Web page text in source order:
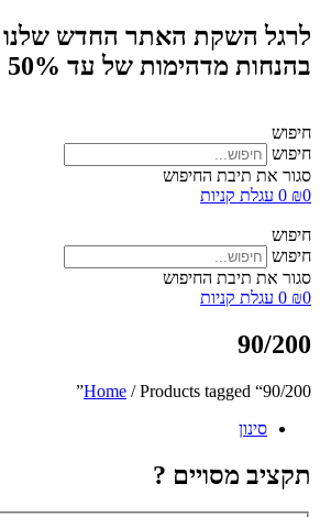
לרגל השקת האתר החדש שלנו
בהנחות מדהימות של עד 50% הנחה
חיפוש
חיפוש
סגור את תיבת החיפוש
₪0
0 עגלת קניות
חיפוש
חיפוש
סגור את תיבת החיפוש
₪0
0 עגלת קניות
90/200
Home / Products tagged “90/200”
סינון
תקציב מסויים ?